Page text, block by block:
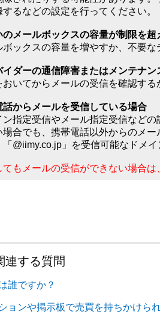
するなどの設定を行ってください。
のメールボックスの容量が制限を超
ボックスの容量を増やすか、不要な
イダーの通信障害またはメンテナ
おいてからメールの受信を確認す
話からメールを受信している場合
ン指定受信やメール指定受信など
場合でも、携帯電話以外からのメ
「@iimy.co.jp」を受信可能なドメイ
てもメールの受信ができない場合
連する質問
誰ですか？
ョンや掲示板で売買を持ちかけら